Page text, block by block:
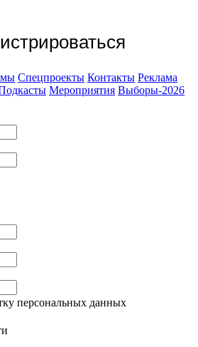
Спецпроекты Контакты Реклама
Мероприятия Выборы-2026
персональных данных